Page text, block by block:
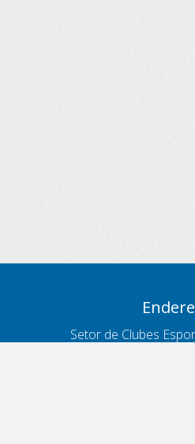
Setor de Clubes